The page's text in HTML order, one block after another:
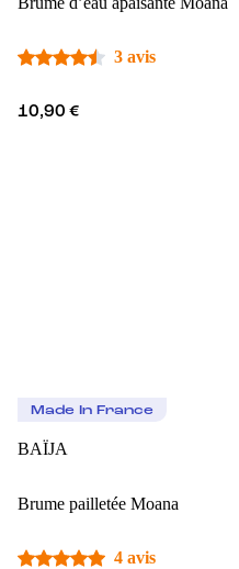
3 avis
10,90 €
Made In France
BAÏJA
Brume pailletée Moana
4 avis